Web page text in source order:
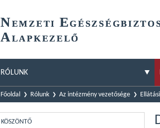
NEMZETI E
ALAPKEZELŐ
RÓLUNK
Főoldal Rólunk Az intézmény vezetősége
KÖSZÖNTŐ